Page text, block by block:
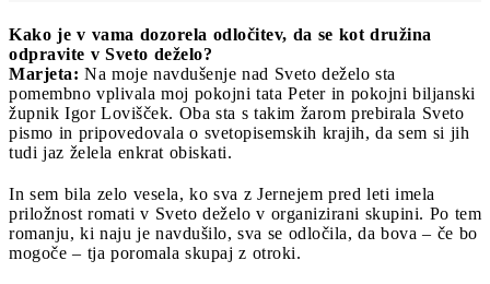
Kako je v vama dozorela odločitev, da se kot družina
odpravite v Sveto deželo?
Marjeta: Na moje navdušenje nad Sveto deželo sta
pomembno vplivala moj pokojni tata Peter in pokojni biljanski
župnik Igor Lovišček. Oba sta s takim žarom prebirala Sveto
pismo in pripovedovala o svetopisemskih krajih, da sem si jih
tudi jaz želela enkrat obiskati.
In sem bila zelo vesela, ko sva z Jernejem pred leti imela
priložnost romati v Sveto deželo v organizirani skupini. Po tem
romanju, ki naju je navdušilo, sva se odločila, da bova – če bo
mogoče – tja poromala skupaj z otroki.